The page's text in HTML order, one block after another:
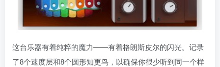
这台乐器有着纯粹的魔力——有着格朗斯皮尔的闪光。记录
了8个速度层和8个圆形知更鸟，以确保你很少听到同一个样